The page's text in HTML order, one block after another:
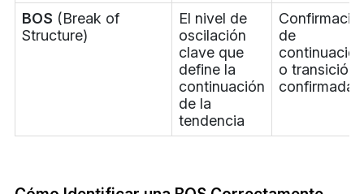
BOS (Break of
Structure)
El nivel de
oscilación
clave que
define la
continuación
de la
tendencia
de
continuación
o transición
confirmada